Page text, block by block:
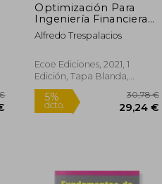
Optimización Para
Ingeniería Financiera
con Aplicaciones en r
y Excel
Alfredo Trespalacios
Ecoe Ediciones, 2021, 1
Edición, Tapa Blanda,
Nuevo